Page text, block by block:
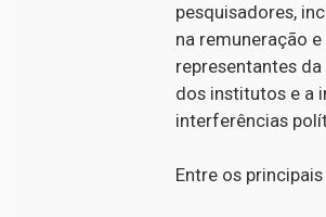
pesquisadores,
na remuneração
representantes
dos institutos e a
interferências
Entre os